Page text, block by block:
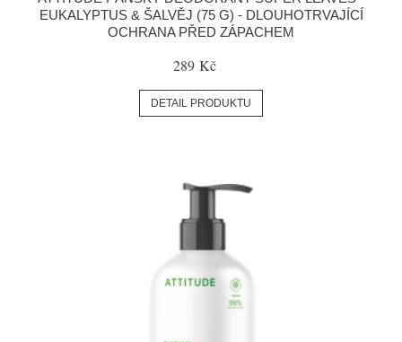
EUKALYPTUS & ŠALVĚJ (75 G) - DLOUHOTRVAJÍCÍ
OCHRANA PŘED ZÁPACHEM
289 Kč
DETAIL PRODUKTU